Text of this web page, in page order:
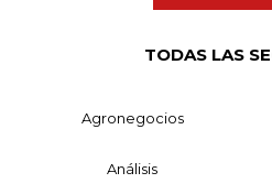
TODAS LAS
Agronegocios
Análisis